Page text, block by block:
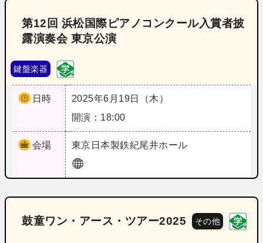
第12回 浜松国際ピアノコンクール入賞者披
露演奏会 東京公演
鍵盤楽器
日時
2025年6月19日（木）
開演：18:00
会場 東京 日本製鉄紀尾井ホール
鼓童ワン・アース・ツアー2025 その他